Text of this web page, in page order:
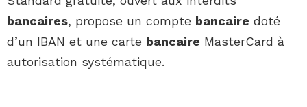
bancaires, propose un compte bancaire doté
d’un IBAN et une carte bancaire MasterCard à
autorisation systématique.